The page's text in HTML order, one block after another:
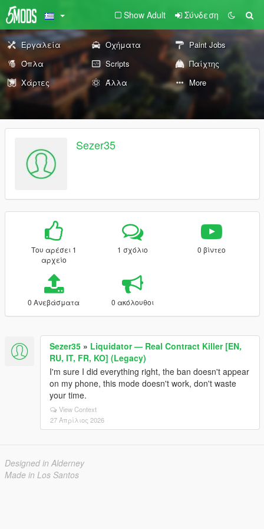
Show Adult Σύνδεση
Εργαλεία Οχήματα
Paint Jobs
Όπλα
Scripts
Παίχτης
Χάρτες
Άλλα More
Sezer35
Του αρέσει 1
αρχείο
1 σχόλιο 0 βίντεο
0 Ανεβάσματα 0 ακόλουθοι
Sezer35 » Liquidator — Real Contract Killer [EN,
RU, IT, FR, KO] (Legacy)
I'm sure I did everything right, the ban doesn't appear
on my phone, this mode doesn't work, don't waste
your time.
View Context
27 Απρίλιος 2026
Designed in Alderney
Made in Los Santos